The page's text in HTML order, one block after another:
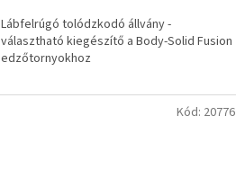
Lábfelrúgó tolódzkodó állvány -
választható kiegészítő a Body-Solid Fusion
edzőtornyokhoz
Kód: 20776